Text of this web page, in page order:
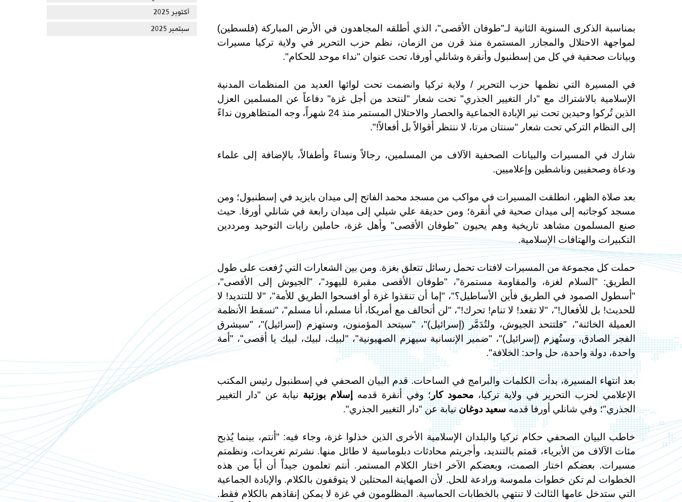
بمناسبة الذكرى السنوية الثانية لـ"طوفان الأقصى"، الذي أطلقه المجاهدون في الأرض المباركة (فلسطين)
لمواجهة الاحتلال والمجازر المستمرة منذ قرن من الزمان، نظم حزب التحرير في ولاية تركيا مسيرات
وبيانات صحفية في كل من إسطنبول وأنقرة وشانلي أورفا، تحت عنوان "نداء موحد للحكام".
في المسيرة التي نظمها حزب التحرير / ولاية تركيا وانضمت تحت لوائها العديد من المنظمات المدنية
الإسلامية بالاشتراك مع "دار التغيير الجذري" تحت شعار "لنتحد من أجل غزة" دفاعاً عن المسلمين العزل
الذين تُركوا وحيدين تحت نير الإبادة الجماعية والحصار والاحتلال المستمر منذ 24 شهراً، وجه المتظاهرون نداءً
إلى النظام التركي تحت شعار "سنتان مرتا، لا ننتظر أقوالاً بل أفعالاً!".
شارك في المسيرات والبيانات الصحفية الآلاف من المسلمين، رجالاً ونساءً وأطفالاً، بالإضافة إلى علماء
ودعاة وصحفيين وناشطين وإعلاميين.
بعد صلاة الظهر، انطلقت المسيرات في مواكب من مسجد محمد الفاتح إلى ميدان بايزيد في إسطنبول؛ ومن
مسجد كوجاتبه إلى ميدان صحية في أنقرة؛ ومن حديقة علي شيلي إلى ميدان رابعة في شانلي أورفا. حيث
صنع المسلمون مشاهد تاريخية وهم يحيون "طوفان الأقصى" وأهل غزة، حاملين رايات التوحيد ومرددين
التكبيرات والهتافات الإسلامية.
حملت كل مجموعة من المسيرات لافتات تحمل رسائل تتعلق بغزة. ومن بين الشعارات التي رُفعت على طول
الطريق: "السلام لغزة، والمقاومة مستمرة"، "طوفان الأقصى مقبرة لليهود"، "الجيوش إلى الأقصى"،
"أسطول الصمود في الطريق فأين الأساطيل؟"، "إما أن تنقذوا غزة أو افسحوا الطريق للأمة"، "لا للتنديد! لا
للحديث! بل للأفعال!"، "لا تقعد! لا تنام! تحرك!"، "لن أتحالف مع أمريكا، أنا مسلم، أنا مسلم"، "تسقط الأنظمة
العميلة الخائنة"، "فلتتحد الجيوش، ولتُدَمَّر (إسرائيل)"، "سيتحد المؤمنون، وستهزم (إسرائيل)"، "سيشرق
الفجر الصادق، وستُهزم (إسرائيل)"، "ضمير الإنسانية سيهزم الصهيونية"، "لبيك، لبيك، لبيك يا أقصى"، "أمة
واحدة، دولة واحدة، حل واحد: الخلافة".
بعد انتهاء المسيرة، بدأت الكلمات والبرامج في الساحات. قدم البيان الصحفي في إسطنبول رئيس المكتب
الإعلامي لحزب التحرير في ولاية تركيا، محمود كار؛ وفي أنقرة قدمه إسلام بوزتبة نيابة عن "دار التغيير
الجذري"؛ وفي شانلي أورفا قدمه سعيد دوغاننيابة عن "دار التغيير الجذري".
خاطب البيان الصحفي حكام تركيا والبلدان الإسلامية الأخرى الذين خذلوا غزة، وجاء فيه: "أنتم، بينما يُذبح
مئات الآلاف من الأبرياء، قمتم بالتنديد، وأجريتم محادثات دبلوماسية لا طائل منها. نشرتم تغريدات، ونظمتم
مسيرات. بعضكم اختار الصمت، وبعضكم الآخر اختار الكلام المستمر. أنتم تعلمون جيداً أن أياً من هذه
الخطوات لم تكن خطوات ملموسة ورادعة للحل. لأن الصهاينة المحتلين لا يتوقفون بالكلام. والإبادة الجماعية
التي ستدخل عامها الثالث لا تنتهي بالخطابات الحماسية. المظلومون في غزة لا يمكن إنقاذهم بالكلام فقط.
أكتوبر 2025
سبتمبر 2025